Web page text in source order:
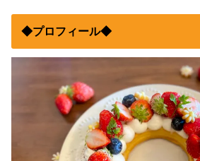
◆プロフィール◆